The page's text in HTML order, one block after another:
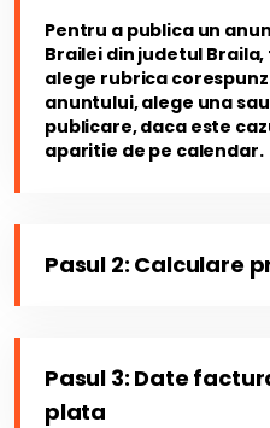
Pentru a publica un
Brailei din judetul
alege rubrica
anuntului, alege una
publicare, daca este
aparitie de pe calendar.
Pasul 2: Calculare
Pasul 3: Date
plata